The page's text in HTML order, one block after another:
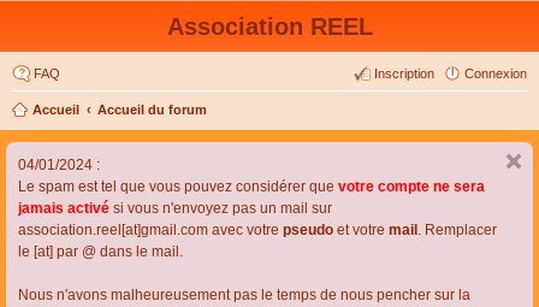
Association REEL
FAQ Connexion
Inscription
Accueil Accueil du forum
04/01/2024 :
Le spam est tel que vous pouvez considérer que votre compte ne sera
jamais activé si vous n'envoyez pas un mail sur
association.reel[at]gmail.com avec votre pseudo et votre mail . Remplacer
le [at] par @ dans le mail.
Nous n'avons malheureusement pas le temps de nous pencher sur la